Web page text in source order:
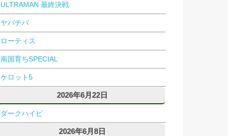
ULTRAMAN 最終決戦
ヤバチバ
ローティス
南国育ちSPECIAL
ケロット5
2026年6月22日
ダークハイビ
2026年6月8日